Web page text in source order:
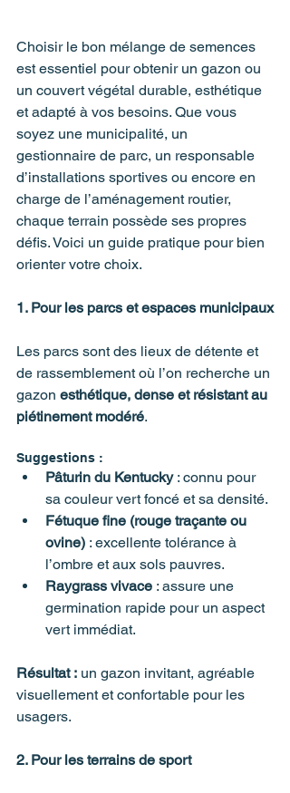
Choisir le bon mélange de semences
est essentiel pour obtenir un gazon ou
un couvert végétal durable, esthétique
et adapté à vos besoins. Que vous
soyez une municipalité, un
gestionnaire de parc, un responsable
d’installations sportives ou encore en
charge de l’aménagement routier,
chaque terrain possède ses propres
défis. Voici un guide pratique pour bien
orienter votre choix.
1. Pour les parcs et espaces municipaux
Les parcs sont des lieux de détente et
de rassemblement où l’on recherche un
gazon esthétique, dense et résistant au
piétinement modéré.
Suggestions :
Pâturin du Kentucky : connu pour
sa couleur vert foncé et sa densité.
Fétuque fine (rouge traçante ou
ovine) : excellente tolérance à
l’ombre et aux sols pauvres.
Raygrass vivace : assure une
germination rapide pour un aspect
vert immédiat.
Résultat : un gazon invitant, agréable
visuellement et confortable pour les
usagers.
2. Pour les terrains de sport